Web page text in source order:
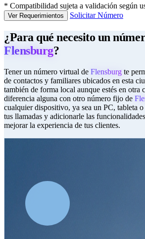
* Compatibilidad sujeta a validación según
Ver Requerimientos Solicitar Número
¿Para qué necesito un
Flensburg?
Tener un número virtual de Flensburg te
de contactos y familiares ubicados en esta
también de forma local aunque estés en otra
diferencia alguna con otro número fijo de
cualquier dispositivo, ya sea un PC, tableta
tus llamadas y adicionarle las
mejorar la experiencia de tus clientes.